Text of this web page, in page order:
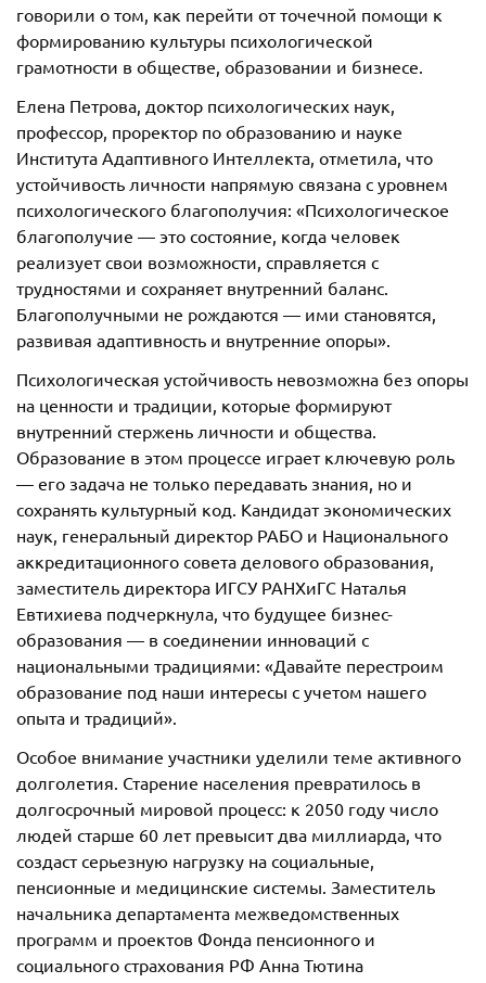
говорили о том, как перейти от точечной помощи к
формированию культуры психологической
грамотности в обществе, образовании и бизнесе.
Елена Петрова, доктор психологических наук,
профессор, проректор по образованию и науке
Института Адаптивного Интеллекта, отметила, что
устойчивость личности напрямую связана с уровнем
психологического благополучия: «Психологическое
благополучие — это состояние, когда человек
реализует свои возможности, справляется с
трудностями и сохраняет внутренний баланс.
Благополучными не рождаются — ими становятся,
развивая адаптивность и внутренние опоры».
Психологическая устойчивость невозможна без опоры
на ценности и традиции, которые формируют
внутренний стержень личности и общества.
Образование в этом процессе играет ключевую роль
— его задача не только передавать знания, но и
сохранять культурный код. Кандидат экономических
наук, генеральный директор РАБО и Национального
аккредитационного совета делового образования,
заместитель директора ИГСУ РАНХиГС Наталья
Евтихиева подчеркнула, что будущее бизнес-
образования — в соединении инноваций с
национальными традициями: «Давайте перестроим
образование под наши интересы с учетом нашего
опыта и традиций».
Особое внимание участники уделили теме активного
долголетия. Старение населения превратилось в
долгосрочный мировой процесс: к 2050 году число
людей старше 60 лет превысит два миллиарда, что
создаст серьезную нагрузку на социальные,
пенсионные и медицинские системы. Заместитель
начальника департамента межведомственных
программ и проектов Фонда пенсионного и
социального страхования РФ Анна Тютина